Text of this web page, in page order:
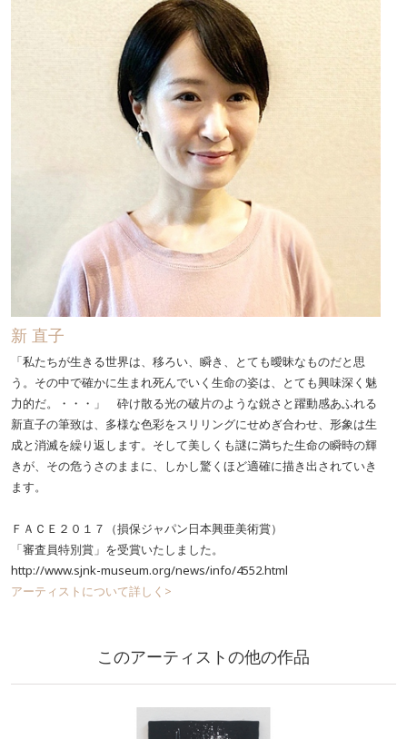
新 直子
「私たちが生きる世界は、移ろい、瞬き、とても曖昧なものだと思
う。その中で確かに生まれ死んでいく生命の姿は、とても興味深く魅
力的だ。・・・」 砕け散る光の破片のような鋭さと躍動感あふれる
新直子の筆致は、多様な色彩をスリリングにせめぎ合わせ、形象は生
成と消滅を繰り返します。そして美しくも謎に満ちた生命の瞬時の輝
きが、その危うさのままに、しかし驚くほど適確に描き出されていき
ます。
ＦＡＣＥ２０１７（損保ジャパン日本興亜美術賞）
「審査員特別賞」を受賞いたしました。
http://www.sjnk-museum.org/news/info/4552.html
アーティストについて詳しく>
このアーティストの他の作品